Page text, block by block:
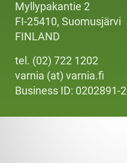
Myllypakantie 2
FI-25410, Suomusjärvi
FINLAND
tel. (02) 722 1202
varnia (at) varnia.fi
Business ID: 0202891-2